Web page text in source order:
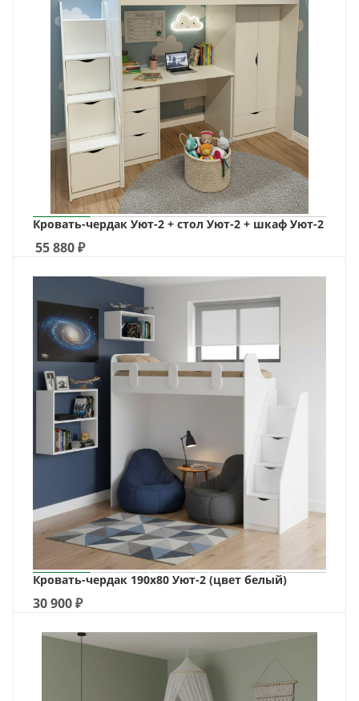
Кровать-чердак Уют-2 + стол Уют-2 + шкаф Уют-2
55 880₽
Кровать-чердак 190х80 Уют-2 (цвет белый)
30 900₽